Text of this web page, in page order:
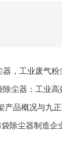
，工业废气
尘器：工业高
产品概况与九